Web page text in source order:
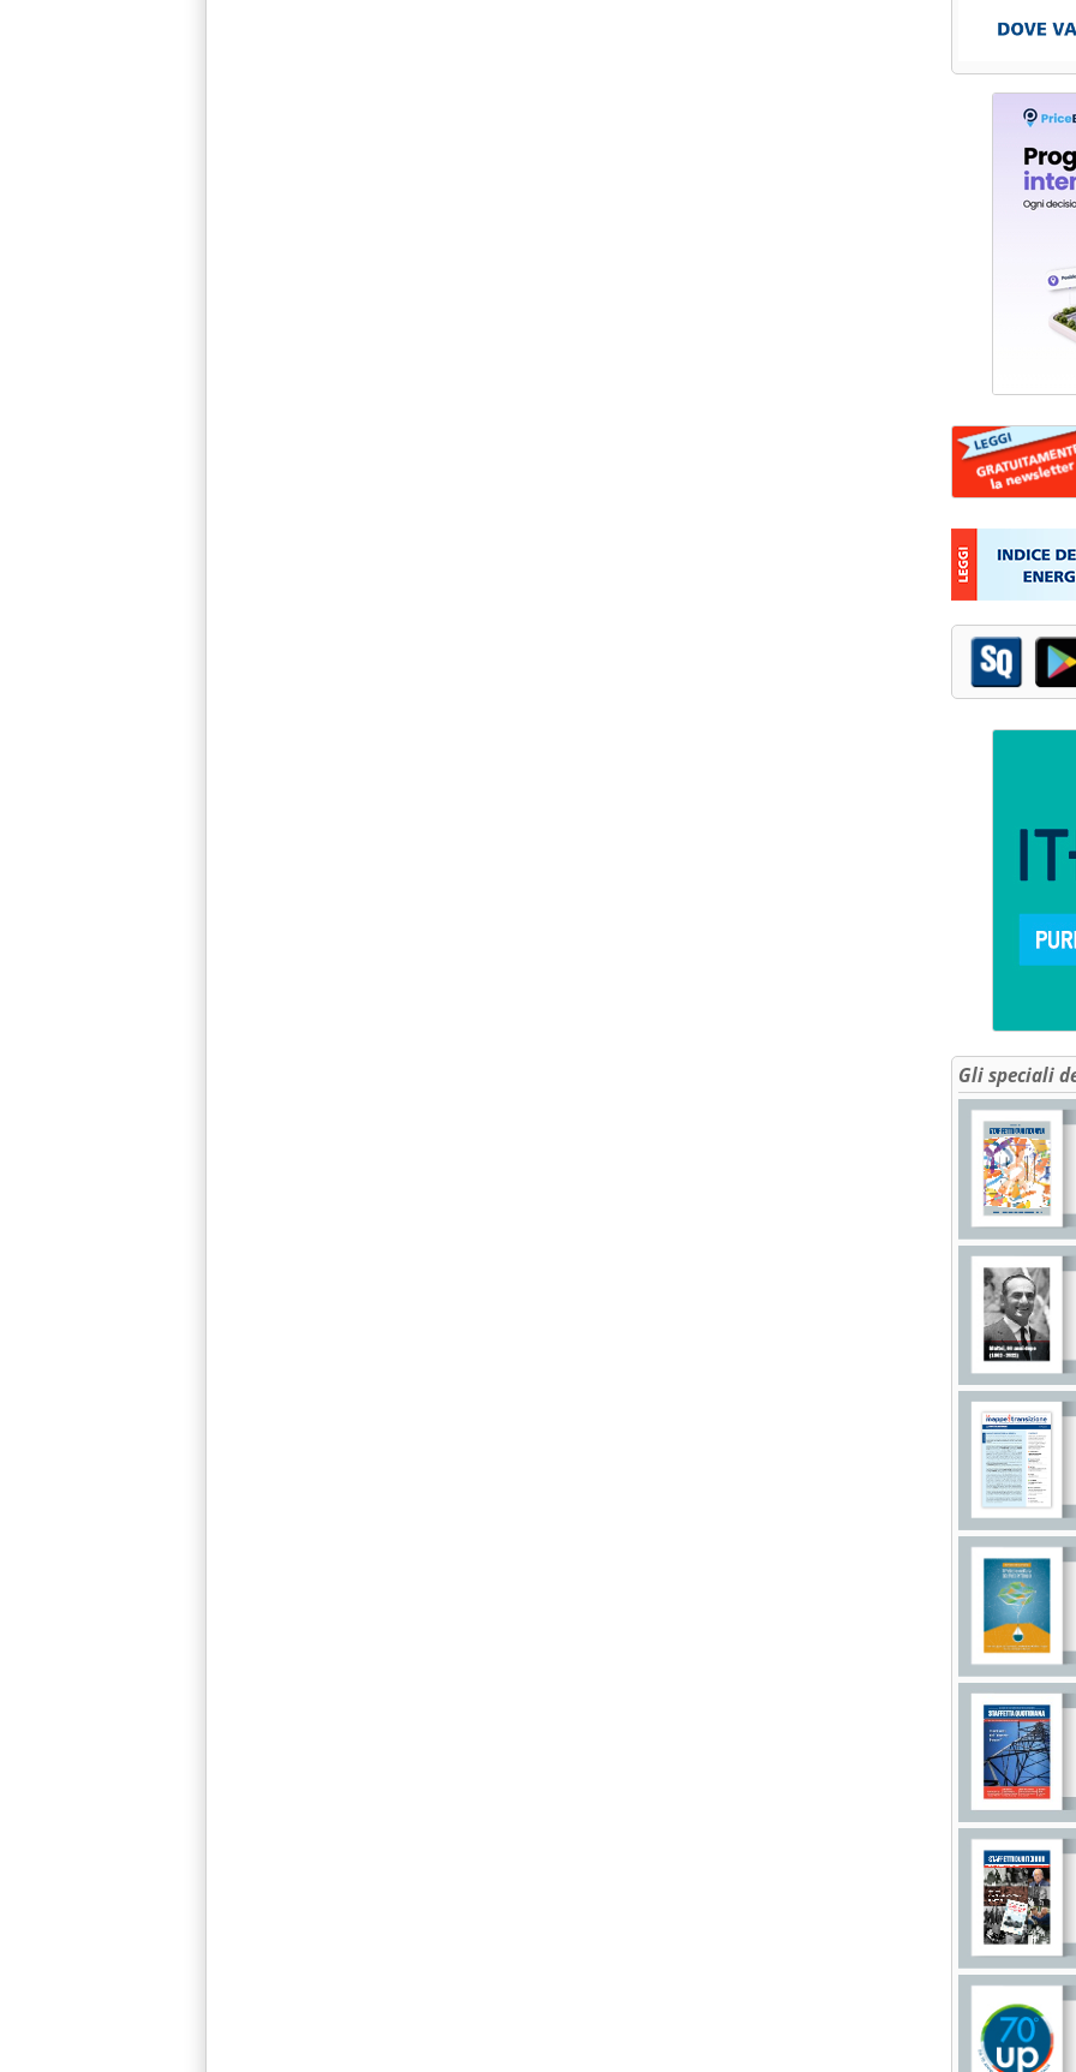
Gli speciali